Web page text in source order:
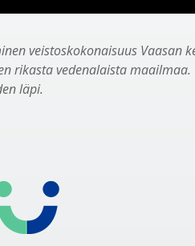
veistoskokonaisuus Vaasan
rikasta vedenalaista
läpi.